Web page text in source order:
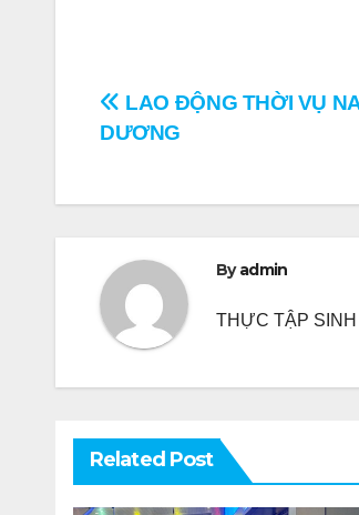
Điều
bài
LAO ĐỘNG THỜI VỤ
DƯƠNG
Byadmin
THỰC TẬP
Related Post